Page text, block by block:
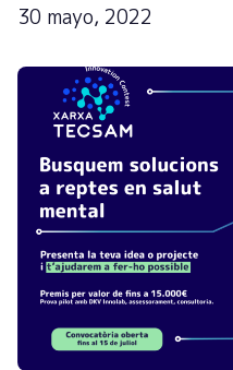
30 mayo, 2022